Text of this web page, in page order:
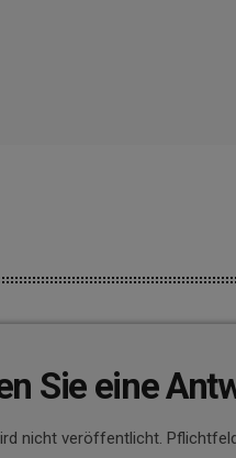
Sie eine
nicht veröffentlicht.